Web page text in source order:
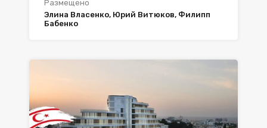
Размещено
Элина Власенко, Юрий Витюков, Филипп
Бабенко